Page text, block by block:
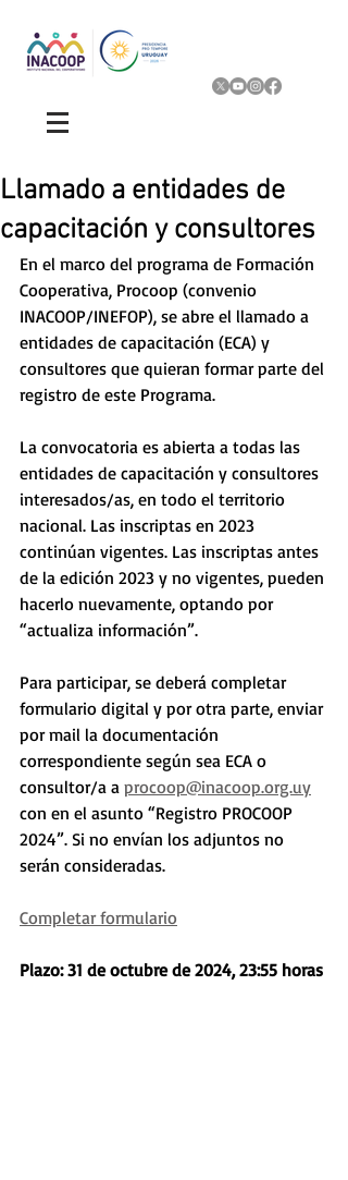
Llamado a entidades de
capacitación y consultores
En el marco del programa de Formación
Cooperativa, Procoop (convenio
INACOOP/INEFOP), se abre el llamado a
entidades de capacitación (ECA) y
consultores que quieran formar parte del
registro de este Programa.
La convocatoria es abierta a todas las
entidades de capacitación y consultores
interesados/as, en todo el territorio
nacional. Las inscriptas en 2023
continúan vigentes. Las inscriptas antes
de la edición 2023 y no vigentes, pueden
hacerlo nuevamente, optando por
“actualiza información”.
Para participar, se deberá completar
formulario digital y por otra parte, enviar
por mail la documentación
correspondiente según sea ECA o
consultor/a a procoop@inacoop.org.uy
con en el asunto “Registro PROCOOP
2024”. Si no envían los adjuntos no
serán consideradas.
Completar formulario
Plazo: 31 de octubre de 2024, 23:55 horas